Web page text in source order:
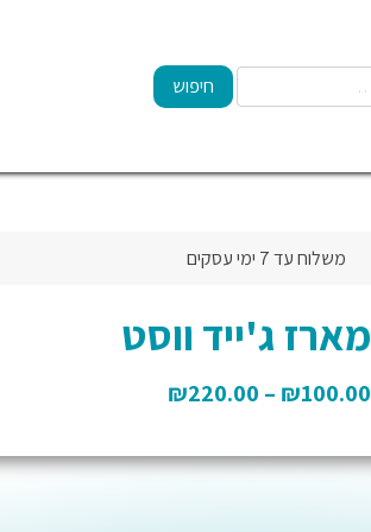
משלוח עד 7 ימי עסקים
מארז ג'ייד ווסט
₪100.00
–
₪220.00